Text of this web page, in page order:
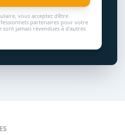
vous acceptez d'être
partenaires pour votre
sont jamais revendues à d'autres